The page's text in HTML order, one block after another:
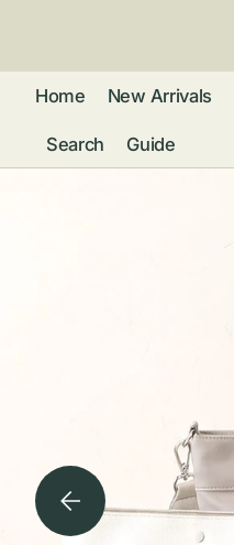
Home New Arrivals
Search Guide